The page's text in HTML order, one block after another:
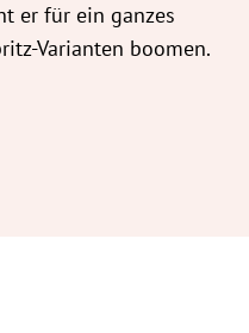
er für ein ganzes
Varianten boomen.